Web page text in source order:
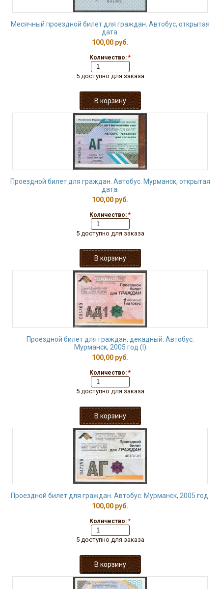
Месячный проездной билет для граждан. Автобус, открытая
дата.
100,00 руб.
Количество: *
5 доступно для заказа
Проездной билет для граждан. Автобус. Мурманск, открытая
дата.
100,00 руб.
Количество: *
5 доступно для заказа
Проездной билет для граждан, декадный. Автобус.
Мурманск, 2005 год (I)
100,00 руб.
Количество: *
5 доступно для заказа
Проездной билет для граждан. Автобус. Мурманск, 2005 год.
100,00 руб.
Количество: *
5 доступно для заказа